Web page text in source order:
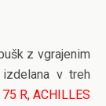
z vgrajenim
v treh
R, ACHILLES